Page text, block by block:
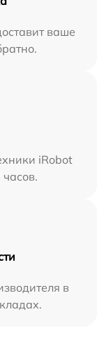
ваше
iRobot
в